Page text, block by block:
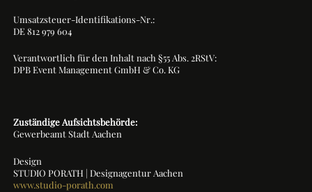
Umsatzsteuer-Identifikations-Nr.:
DE 812 979 604
Verantwortlich für den Inhalt nach §55 Abs. 2RStV:
DPB Event Management GmbH & Co. KG
Zuständige Aufsichtsbehörde:
Gewerbeamt Stadt Aachen
Design
STUDIO PORATH | Designagentur Aachen
www.studio-porath.com